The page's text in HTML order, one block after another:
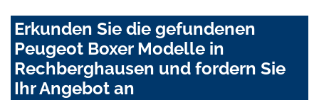
Erkunden Sie die gefundenen
Peugeot Boxer Modelle in
Rechberghausen und fordern Sie
Ihr Angebot an